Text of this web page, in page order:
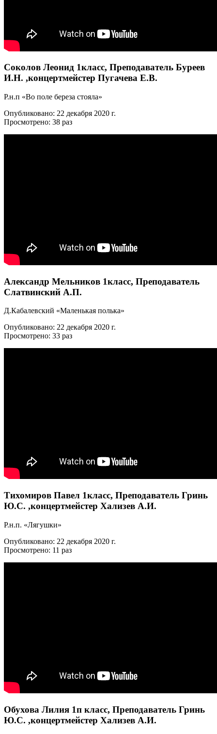
Соколов Леонид 1класс, Преподаватель Буреев
И.Н. ,концертмейстер Пугачева Е.В.
Р.н.п «Во поле береза стояла»
Опубликовано: 22 декабря 2020 г.
Просмотрено: 38 раз
Александр Мельников 1класс, Преподаватель
Слатвинский А.П.
Д.Кабалевский «Маленькая полька»
Опубликовано: 22 декабря 2020 г.
Просмотрено: 33 раз
Тихомиров Павел 1класс, Преподаватель Гринь
Ю.С. ,концертмейстер Хализев А.И.
Р.н.п. «Лягушки»
Опубликовано: 22 декабря 2020 г.
Просмотрено: 11 раз
Обухова Лилия 1п класс, Преподаватель Гринь
Ю.С. ,концертмейстер Хализев А.И.